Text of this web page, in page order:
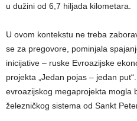
u dužini od 6,7 hiljada kilometara.
U ovom kontekstu ne treba
se za pregovore, pominjala
inicijative – ruske Evroazijske
projekta „Jedan pojas – jedan
evroazijskog megaprojekta mogla
železničkog sistema od Sankt